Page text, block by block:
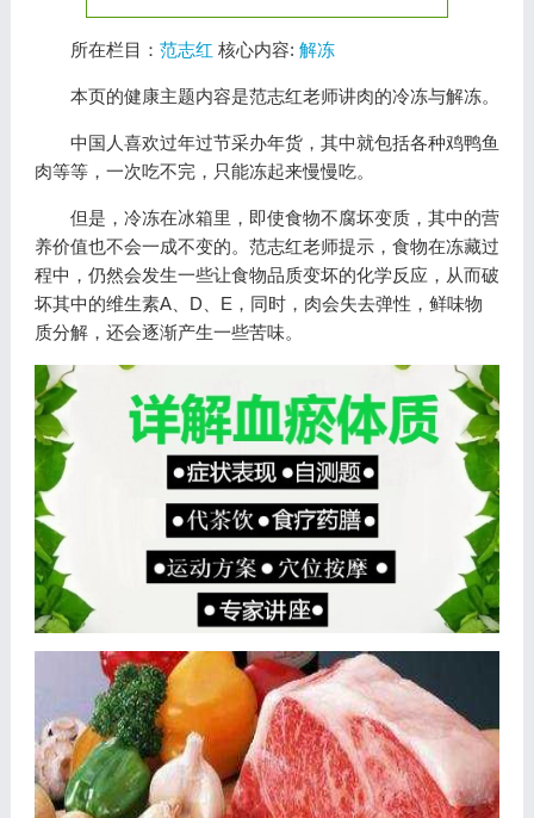
所在栏目： 范志红 核心内容: 解冻
本页的健康主题内容是范志红老师讲肉的冷冻与解冻。
中国人喜欢过年过节采办年货，其中就包括各种鸡鸭鱼
肉等等，一次吃不完，只能冻起来慢慢吃。
但是，冷冻在冰箱里，即使食物不腐坏变质，其中的营
养价值也不会一成不变的。范志红老师提示，食物在冻藏过
程中，仍然会发生一些让食物品质变坏的化学反应，从而破
坏其中的维生素A、D、E，同时，肉会失去弹性，鲜味物
质分解，还会逐渐产生一些苦味。